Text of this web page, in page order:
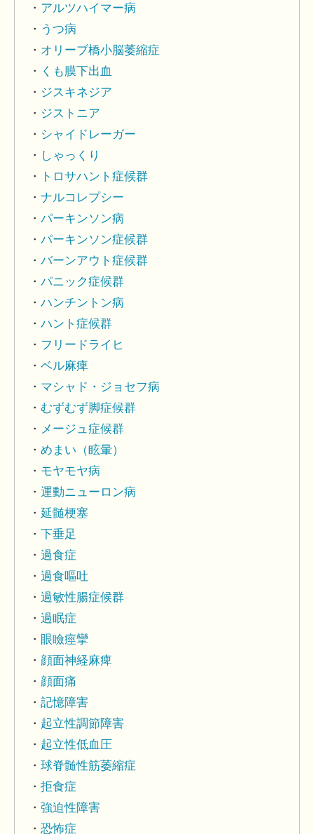
アルツハイマー病
うつ病
オリーブ橋小脳萎縮症
くも膜下出血
ジスキネジア
ジストニア
シャイドレーガー
しゃっくり
トロサハント症候群
ナルコレプシー
パーキンソン病
パーキンソン症候群
バーンアウト症候群
パニック症候群
ハンチントン病
ハント症候群
フリードライヒ
ベル麻痺
マシャド・ジョセフ病
むずむず脚症候群
メージュ症候群
めまい（眩暈）
モヤモヤ病
運動ニューロン病
延髄梗塞
下垂足
過食症
過食嘔吐
過敏性腸症候群
過眠症
眼瞼痙攣
顔面神経麻痺
顔面痛
記憶障害
起立性調節障害
起立性低血圧
球脊髄性筋萎縮症
拒食症
強迫性障害
恐怖症